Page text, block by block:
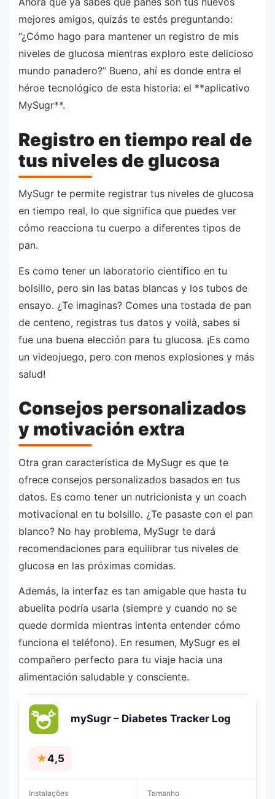
mejores amigos, quizás te estés preguntando:
“¿Cómo hago para mantener un registro de mis
niveles de glucosa mientras exploro este delicioso
mundo panadero?” Bueno, ahí es donde entra el
héroe tecnológico de esta historia: el **aplicativo
MySugr**.
Registro en tiempo real de
tus niveles de glucosa
MySugr te permite registrar tus niveles de glucosa
en tiempo real, lo que significa que puedes ver
cómo reacciona tu cuerpo a diferentes tipos de
pan.
Es como tener un laboratorio científico en tu
bolsillo, pero sin las batas blancas y los tubos de
ensayo. ¿Te imaginas? Comes una tostada de pan
de centeno, registras tus datos y voilà, sabes si
fue una buena elección para tu glucosa. ¡Es como
un videojuego, pero con menos explosiones y más
salud!
Consejos personalizados
y motivación extra
Otra gran característica de MySugr es que te
ofrece consejos personalizados basados en tus
datos. Es como tener un nutricionista y un coach
motivacional en tu bolsillo. ¿Te pasaste con el pan
blanco? No hay problema, MySugr te dará
recomendaciones para equilibrar tus niveles de
glucosa en las próximas comidas.
Además, la interfaz es tan amigable que hasta tu
abuelita podría usarla (siempre y cuando no se
quede dormida mientras intenta entender cómo
funciona el teléfono). En resumen, MySugr es el
compañero perfecto para tu viaje hacia una
alimentación saludable y consciente.
mySugr – Diabetes Tracker Log
★4,5
Instalações Tamanho